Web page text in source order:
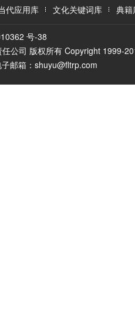
代应用库 文化关键词库
典籍
号-38
公司 版权所有 Copyright 1999-
邮箱：shuyu@fltrp.com